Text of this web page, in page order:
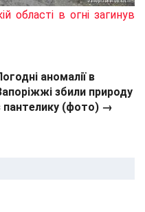
області в огні загинув
аномалії в
збили природу
пантелику (фото)→